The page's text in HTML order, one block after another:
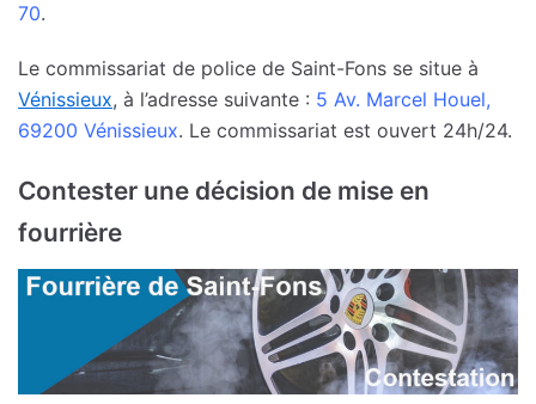
70.
Le commissariat de police de Saint-Fons se situe à
Vénissieux, à l’adresse suivante : 5 Av. Marcel Houel,
69200 Vénissieux. Le commissariat est ouvert 24h/24.
Contester une décision de mise en
fourrière